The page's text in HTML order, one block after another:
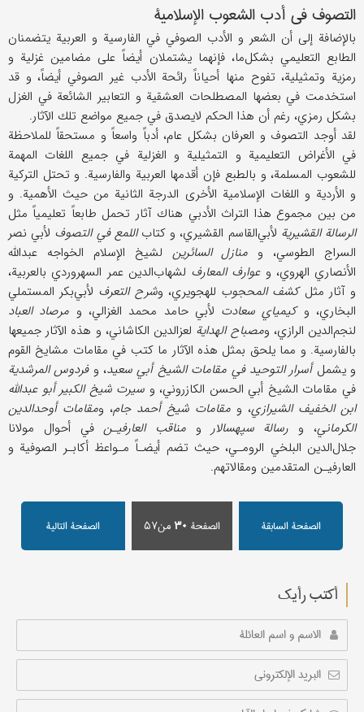
التصوف في أدب الشعوب الإسلامية
بالإضافة إلى أن الشعر و الأدب الصوفي في الفارسية و العربية يتضمنان
الطابع التعليمي بشكل‌ما، فإنهما يشتملان أيضاً على مضامين غزلية و
رمزية وتمثيلية، تفوح منها أحياناً رائحة الأدب غير الصوفي أيضاً، و قد
استخدمت في بعضها المصطلحات العشقية و التعابير الشائعة في الغزل
بشكل رمزي، رغم أن هذا الحكم لايصدق في جميع مواضع تلك الآثار.
لقد أوجد التصوف و العرفان بشكل عام، أدباً واسعاً و مستحقاً للملاحظة
في الأغراض التعليمية و التمثيلية و الغزلية في جميع اللغات المهمة
للشعوب المسلمة، و بالطبع فإن أقدمها العربية والفارسية. و تحتل التركية
و الأردية و اللغات الإسلامية الأخرى الدرجة الثانية من حيث الأهمية. و
من بين مجموع هذا التراث الأدبي هناك آثار تحمل طابعاً تعليمياً مثل
الرسالة القشيرية لأبي‌القاسم القشيري، و كتاباللمع في التصوف لأبي نصر
السراج الطوسي، و منازل السائرين لشيخ الإسلام الخواجه عبدالله
الأنصاري الهروي، وعوارف المعارف لشهاب‌الدين عمر السهروردي بالعربية،
و آثار مثلكشف المحجوب للهجويري، وشرح التعرف لأبي‌بكر المستملي
البخاري، و كيمياي سعادت لأبي حامد محمد الغزالي، و مرصاد العباد
لنجم‌الدين الرازي، ومصباح الهداية لعز‌الدين الكاشاني، و هذه الآثار جميعها
بالفارسية. و مما يلحق بمثل هذه الآثار ما كتب في مقامات مشايخ القوم
و يشملأسرار التوحيد في مقامات الشيخ أبي سعيد، و فردوس المرشدية
في مقامات الشيخ أبي الحسن الكازروني، و سيرت شيخ الكبير أبو عبد‌الله
ابن الخفيف الشيرازي، و مقامات شيخ أحمد جام، ومقامات أوحد‌الدين
الكرماني، و رسالة سپهسالار و مناقب العارفيـنفي أحوال مولانا
جلال‌الدين البلخي الرومـي، حيث تضم أيضـاً مـواعظ أكابـر الصوفية و
العارفيـن المتقدمين ومقالاتهم.
الصفحة السابقة الصفحة ۳۰ من۵۷ الصفحة التالیة
أکتب رأیك